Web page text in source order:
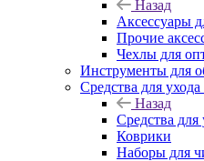
Назад
Аксессуары
Прочие
Чехлы для
Инструменты для
Средства для
Назад
Средства для
Коврики
Наборы для